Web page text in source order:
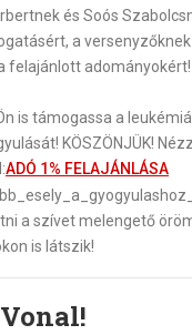
és Soós
a
felajánlott adományokért!
is támogassa a
KÖSZÖNJÜK!
ADÓ 1% FELAJÁNLÁSA
a szívet melengető
is látszik!